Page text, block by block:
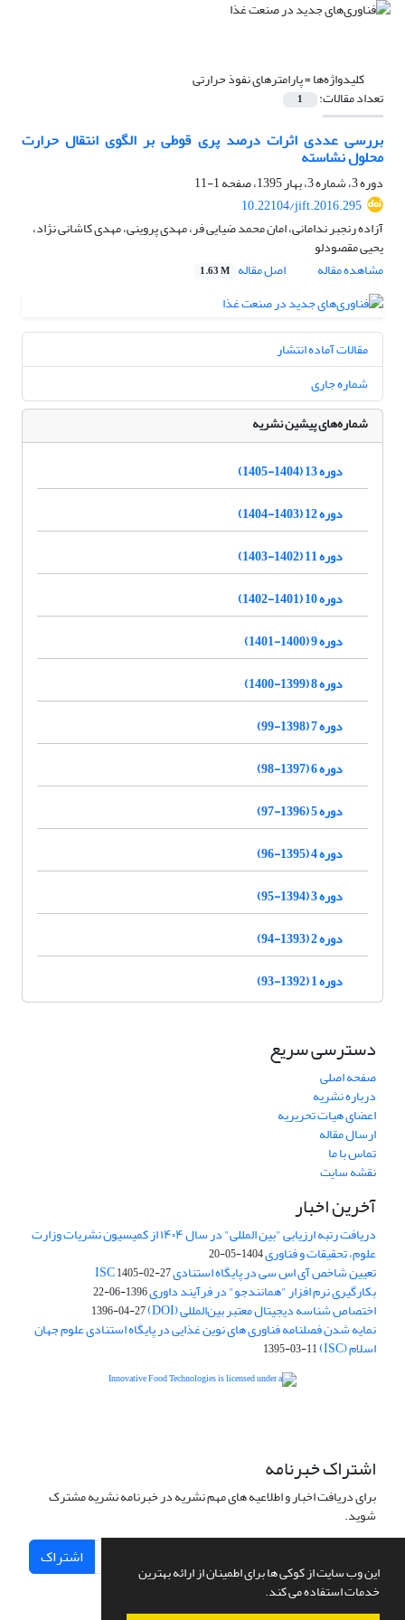
این وب سایت از کوکی ها برای اطمینان از ارائه بهترین
خدمات استفاده می کند.
کلیدواژه‌ها =پارامترهای نفوذ حرارتی
تعداد مقالات: 1
بررسی عددی اثرات درصد پری قوطی بر الگوی انتقال حرارت
محلول نشاسته
دوره 3، شماره 3، بهار 1395، صفحه
1-11
10.22104/jift.2016.295
آزاده رنجبر ندامانی، امان محمد ضیایی فر، مهدی پروینی، مهدی کاشانی نژاد،
یحیی مقصودلو
مشاهده مقاله
اصل مقاله 1.63 M
مقالات آماده انتشار
شماره جاری
شماره‌های پیشین نشریه
دوره 13 (1404-1405)
دوره 12 (1403-1404)
دوره 11 (1402-1403)
دوره 10 (1401-1402)
دوره 9 (1400-1401)
دوره 8 (1399-1400)
دوره 7 (1398-99)
دوره 6 (1397-98)
دوره 5 (1396-97)
دوره 4 (1395-96)
دوره 3 (1394-95)
دوره 2 (1393-94)
دوره 1 (1392-93)
دسترسی سریع
صفحه اصلی
درباره نشریه
اعضای هیات تحریریه
ارسال مقاله
تماس با ما
نقشه سایت
آخرین اخبار
دریافت رتبه ارزیابی "بین المللی" در سال ۱۴۰۴ از کمیسیون نشریات وزارت
علوم، تحقیقات و فناوری1404-05-20
تعیین شاخص آی اس سی در پایگاه استنادی ISC1405-02-27
بکارگیری نرم افزار "همانندجو" در فرآیند داوری1396-06-22
اختصاص شناسه دیجیتال معتبر بین‌المللی (DOI) 1396-04-27
نمایه شدن فصلنامه فناوری های نوین غذایی در پایگاه استنادی علوم جهان
اسلام (ISC) 1395-03-11
اشتراک خبرنامه
برای دریافت اخبار و اطلاعیه های مهم نشریه در خبرنامه نشریه مشترک
شوید.
اشتراک